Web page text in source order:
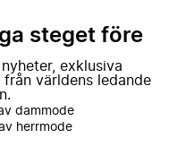
steget före
exklusiva
världens ledande
dammode
herrmode